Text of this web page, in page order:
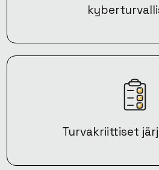
Turvakriittiset